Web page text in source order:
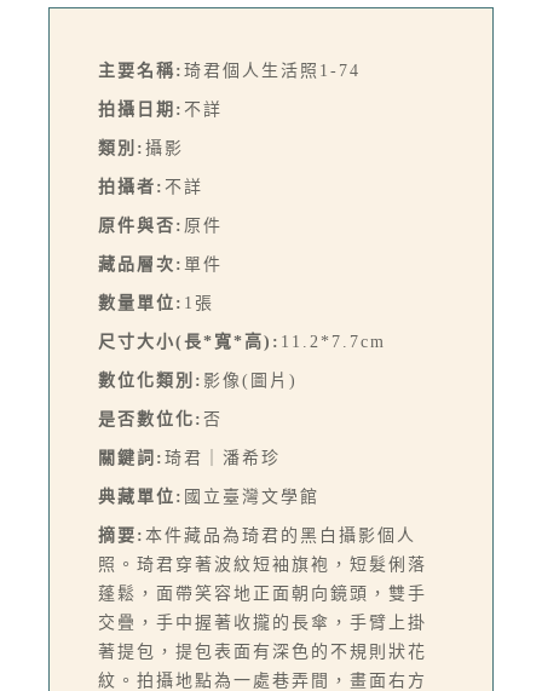
主要名稱: 琦君個人生活照1-74
拍攝日期: 不詳
類別: 攝影
拍攝者: 不詳
原件與否: 原件
藏品層次: 單件
數量單位: 1張
尺寸大小(長*寬*高): 11.2*7.7cm
數位化類別: 影像(圖片)
是否數位化: 否
關鍵詞: 琦君｜潘希珍
典藏單位: 國立臺灣文學館
摘要: 本件藏品為琦君的黑白攝影個人
照。琦君穿著波紋短袖旗袍，短髮俐落
蓬鬆，面帶笑容地正面朝向鏡頭，雙手
交疊，手中握著收攏的長傘，手臂上掛
著提包，提包表面有深色的不規則狀花
紋。拍攝地點為一處巷弄間，畫面右方